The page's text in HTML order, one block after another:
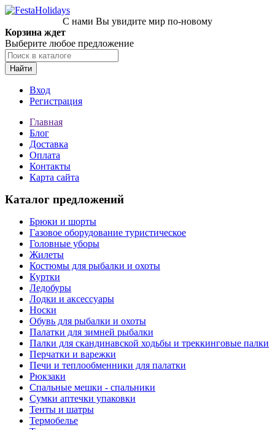
С нами Вы увидите мир по-новому
Корзина ждет
Выберите любое предложение
Найти
Вход
Регистрация
Главная
Блог
Доставка
Оплата
Контакты
Карта сайта
Каталог предложений
Брюки и шорты
Газовое оборудование туристическое
Головные уборы
Жилеты
Костюмы для рыбалки и охоты
Куртки
Ледобуры
Лодки и аксессуары
Носки
Обувь для рыбалки и охоты
Палатки для зимней рыбалки
Палки для скандинавской ходьбы и треккинговые палки
Перчатки и варежки
Печи и теплообменники для палатки
Рюкзаки
Спальные мешки - спальники
Сумки аптечки упаковки
Тенты и шатры
Термобелье